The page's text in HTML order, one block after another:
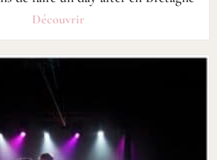
Découvrir